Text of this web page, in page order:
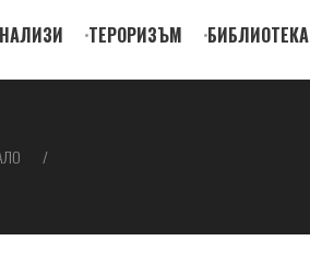
ТЕРОРИЗЪМ БИБЛИОТЕКА